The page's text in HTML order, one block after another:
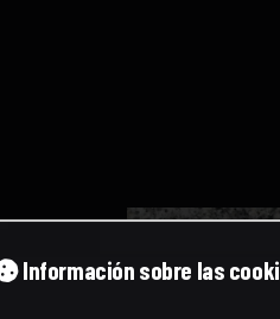
Información sobre las